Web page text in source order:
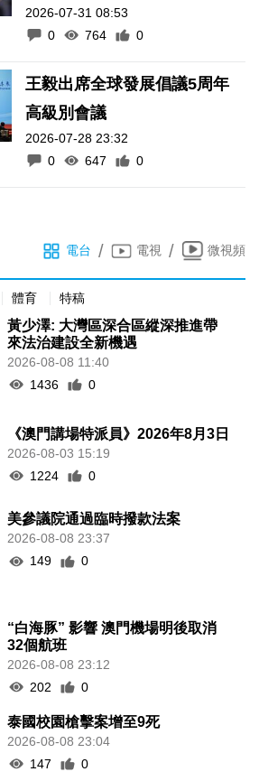
2026-07-31 08:53
0
764 0
王毅出席全球發展倡議5周年
高級別會議
2026-07-28 23:32
0
647 0
電台 / 電視 / 微視頻
體育 特稿
黃少澤: 大灣區深合區縱深推進帶
來法治建設全新機遇
2026-08-08 11:40
1436
0
《澳門講場特派員》2026年8月3日
2026-08-03 15:19
1224
0
美參議院通過臨時撥款法案
2026-08-08 23:37
149
0
“白海豚” 影響 澳門機場明後取消
32個航班
2026-08-08 23:12
202
0
泰國校園槍擊案增至9死
2026-08-08 23:04
147
0